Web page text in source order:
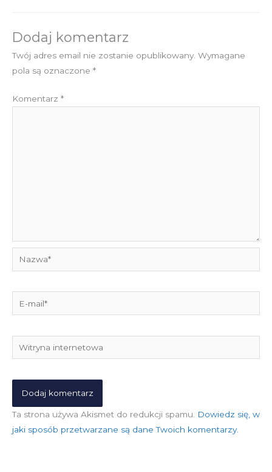
Dodaj komentarz
Twój adres email nie zostanie opublikowany. Wymagane
pola są oznaczone *
Komentarz *
mail*
Witryna
internetowa
Ta strona używa Akismet do redukcji spamu. Dowiedz się, w
jaki sposób przetwarzane są dane Twoich komentarzy.